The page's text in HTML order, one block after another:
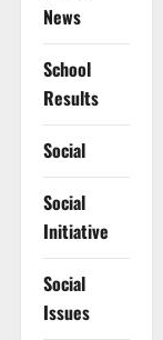
News
School
Results
Social
Social
Initiative
Social
Issues